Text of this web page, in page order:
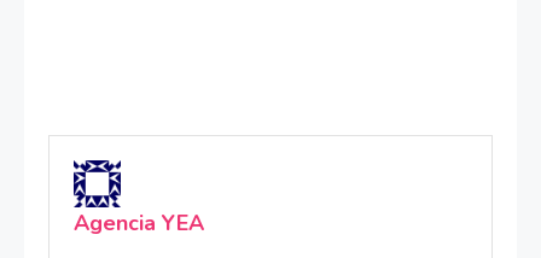
Agencia YEA